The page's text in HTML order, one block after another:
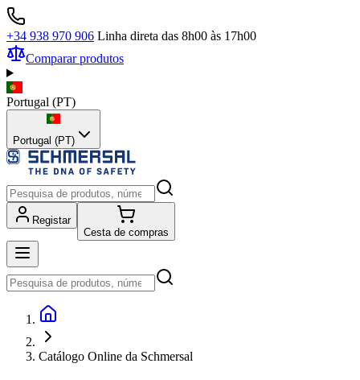
+34 938 970 906 Linha direta das 8h00 às 17h00
Comparar produtos
Portugal (PT)
Portugal (PT)
Registar
Cesta de compras
Catálogo Online da Schmersal